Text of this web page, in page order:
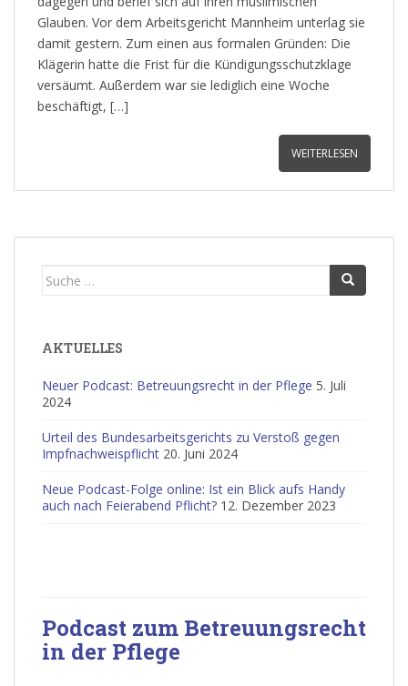
Glauben. Vor dem Arbeitsgericht Mannheim unterlag sie
damit gestern. Zum einen aus formalen Gründen: Die
Klägerin hatte die Frist für die Kündigungsschutzklage
versäumt. Außerdem war sie lediglich eine Woche
beschäftigt, […]
WEITERLESEN
Suche
AKTUELLES
Neuer Podcast: Betreuungsrecht in der Pflege 5. Juli
2024
Urteil des Bundesarbeitsgerichts zu Verstoß gegen
Impfnachweispflicht 20. Juni 2024
Neue Podcast-Folge online: Ist ein Blick aufs Handy
auch nach Feierabend Pflicht? 12. Dezember 2023
Podcast zum Betreuungsrecht
in der Pflege